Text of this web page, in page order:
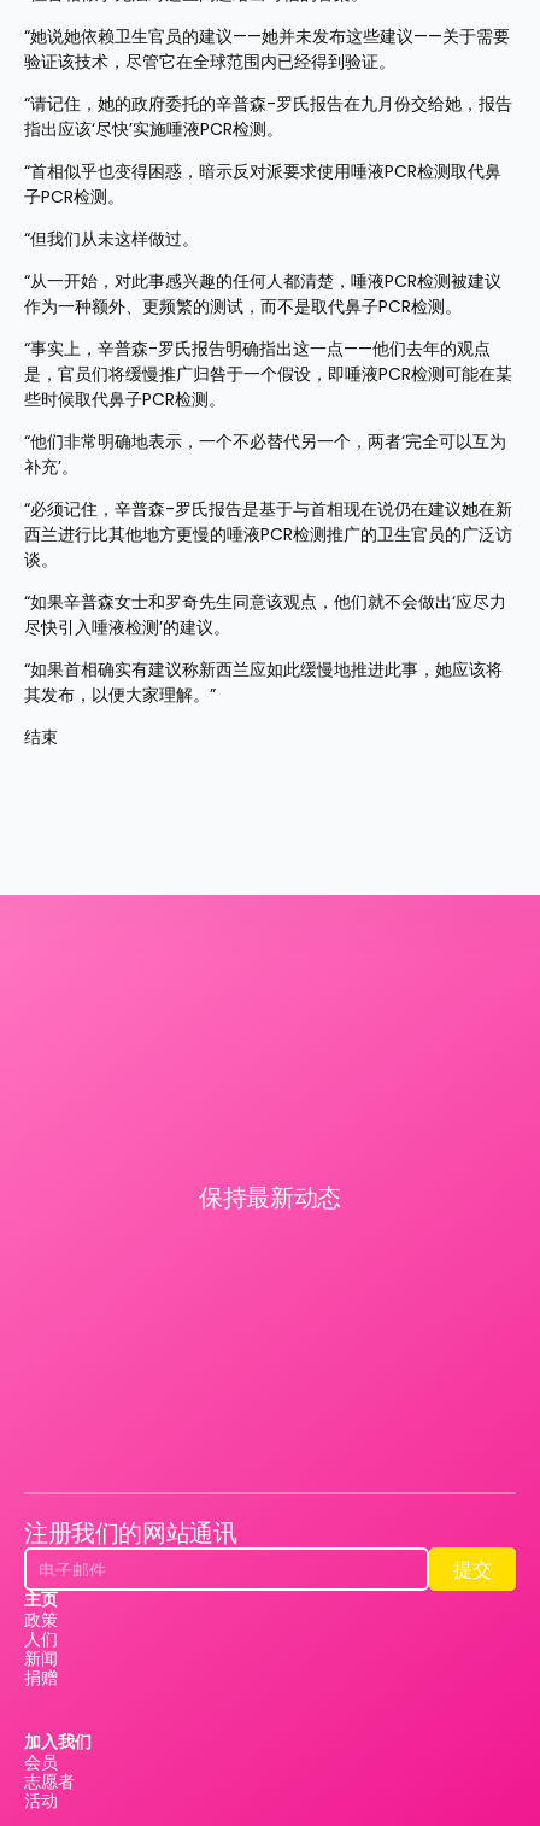
“她说她依赖卫生官员的建议——她并未发布这些建议——关于需要
验证该技术，尽管它在全球范围内已经得到验证。
“请记住，她的政府委托的辛普森-罗氏报告在九月份交给她，报告
指出应该‘尽快’实施唾液PCR检测。
“首相似乎也变得困惑，暗示反对派要求使用唾液PCR检测取代鼻
子PCR检测。
“但我们从未这样做过。
“从一开始，对此事感兴趣的任何人都清楚，唾液PCR检测被建议
作为一种额外、更频繁的测试，而不是取代鼻子PCR检测。
“事实上，辛普森-罗氏报告明确指出这一点——他们去年的观点
是，官员们将缓慢推广归咎于一个假设，即唾液PCR检测可能在某
些时候取代鼻子PCR检测。
“他们非常明确地表示，一个不必替代另一个，两者‘完全可以互为
补充’。
“必须记住，辛普森-罗氏报告是基于与首相现在说仍在建议她在新
西兰进行比其他地方更慢的唾液PCR检测推广的卫生官员的广泛访
谈。
“如果辛普森女士和罗奇先生同意该观点，他们就不会做出‘应尽力
尽快引入唾液检测’的建议。
“如果首相确实有建议称新西兰应如此缓慢地推进此事，她应该将
其发布，以便大家理解。”
结束
保持最新动态
注册我们的网站通讯
提交
提交
主页
政策
人们
新闻
捐赠
加入我们
会员
志愿者
活动